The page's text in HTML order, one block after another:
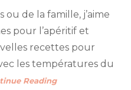
ou de la famille, j’aime
pour l’apéritif et
recettes pour
les températures du
Reading